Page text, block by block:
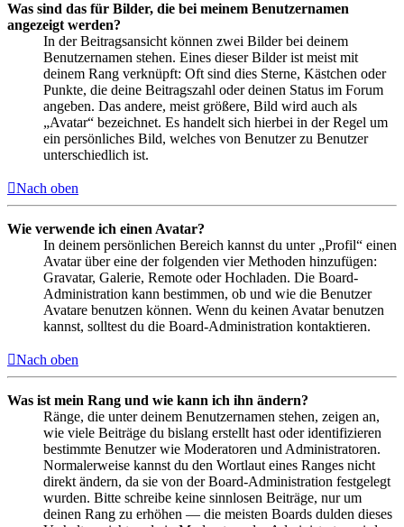
Was sind das für Bilder, die bei meinem Benutzernamen
angezeigt werden?
In der Beitragsansicht können zwei Bilder bei deinem
Benutzernamen stehen. Eines dieser Bilder ist meist mit
deinem Rang verknüpft: Oft sind dies Sterne, Kästchen oder
Punkte, die deine Beitragszahl oder deinen Status im Forum
angeben. Das andere, meist größere, Bild wird auch als
„Avatar“ bezeichnet. Es handelt sich hierbei in der Regel um
ein persönliches Bild, welches von Benutzer zu Benutzer
unterschiedlich ist.
Nach oben
Wie verwende ich einen Avatar?
In deinem persönlichen Bereich kannst du unter „Profil“ einen
Avatar über eine der folgenden vier Methoden hinzufügen:
Gravatar, Galerie, Remote oder Hochladen. Die Board-
Administration kann bestimmen, ob und wie die Benutzer
Avatare benutzen können. Wenn du keinen Avatar benutzen
kannst, solltest du die Board-Administration kontaktieren.
Nach oben
Was ist mein Rang und wie kann ich ihn ändern?
Ränge, die unter deinem Benutzernamen stehen, zeigen an,
wie viele Beiträge du bislang erstellt hast oder identifizieren
bestimmte Benutzer wie Moderatoren und Administratoren.
Normalerweise kannst du den Wortlaut eines Ranges nicht
direkt ändern, da sie von der Board-Administration festgelegt
wurden. Bitte schreibe keine sinnlosen Beiträge, nur um
deinen Rang zu erhöhen — die meisten Boards dulden dieses